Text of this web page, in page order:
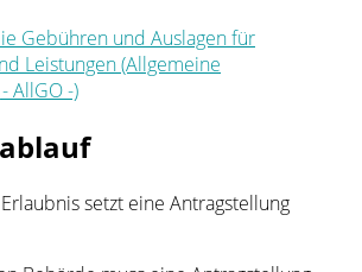
Gebühren und Auslagen für
Leistungen (Allgemeine
AllGO -)
setzt eine Antragstellung